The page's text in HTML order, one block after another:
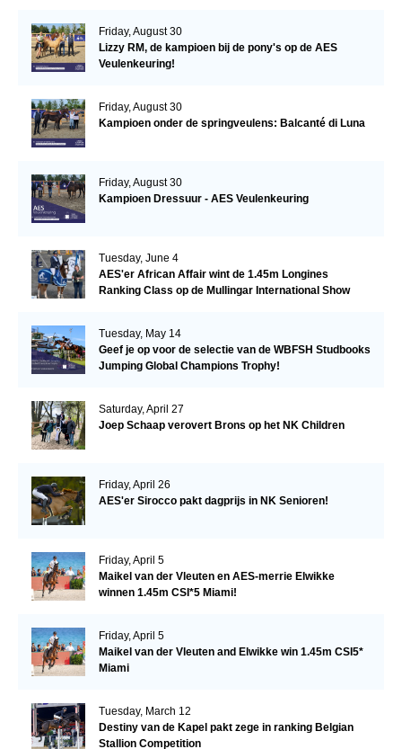
Friday, August 30
Lizzy RM, de kampioen bij de pony's op de AES
Veulenkeuring!
Friday, August 30
Kampioen onder de springveulens: Balcanté di Luna
Friday, August 30
Kampioen Dressuur - AES Veulenkeuring
Tuesday, June 4
AES'er African Affair wint de 1.45m Longines
Ranking Class op de Mullingar International Show
Tuesday, May 14
Geef je op voor de selectie van de WBFSH Studbooks
Jumping Global Champions Trophy!
Saturday, April 27
Joep Schaap verovert Brons op het NK Children
Friday, April 26
AES'er Sirocco pakt dagprijs in NK Senioren!
Friday, April 5
Maikel van der Vleuten en AES-merrie Elwikke
winnen 1.45m CSI*5 Miami!
Friday, April 5
Maikel van der Vleuten and Elwikke win 1.45m CSI5*
Miami
Tuesday, March 12
Destiny van de Kapel pakt zege in ranking Belgian
Stallion Competition